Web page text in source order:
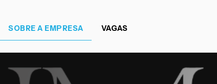
SOBRE A EMPRESA VAGAS